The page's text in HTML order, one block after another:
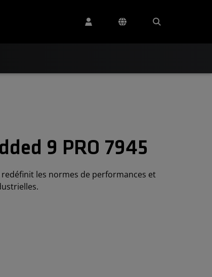
9 PRO 7945
redéfinit les normes de performances et